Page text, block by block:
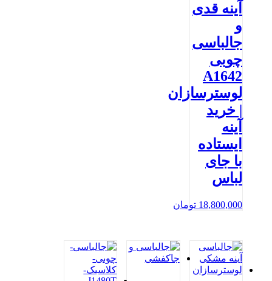
آینه قدی
و
جالباسی
چوبی
A1642
لوسترسازان
| خرید
آینه
ایستاده
با جای
لباس
18,800,000 تومان